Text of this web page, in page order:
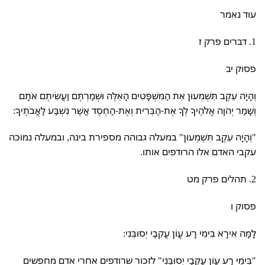
עוד נאמר
1. דברים פרק ז
פסוק יב
וְהָיָה עֵקֶב תִּשְׁמְעוּן אֵת הַמִּשְׁפָּטִים הָאֵלֶּה וּשְׁמַרְתֶּם וַעֲשִׂיתֶם אֹתָם
וְשָׁמַר יְהֹוָה אֱלֹהֶיךָ לְךָ אֶת-הַבְּרִית וְאֶת-הַחֶסֶד אֲשֶׁר נִשְׁבַּע לַאֲבֹתֶיךָ:
"וְהָיָה עֵקֶב תִּשְׁמְעוּן" במעלה גבוהה מספירת בינה, ובמעלה נמוכה
עקבי האדם אלו הרודפים אותו.
2. תהלים פרק מט
פסוק ו
לָמָּה אִירָא בִּימֵי רָע עֲוֹן עֲקֵבַי יְסוּבֵּנִי:
"בִּימֵי רָע עֲוֹן עֲקֵבַי יְסוּבֵּנִי" לזכור שרודפים אחרי אדם מחפשים